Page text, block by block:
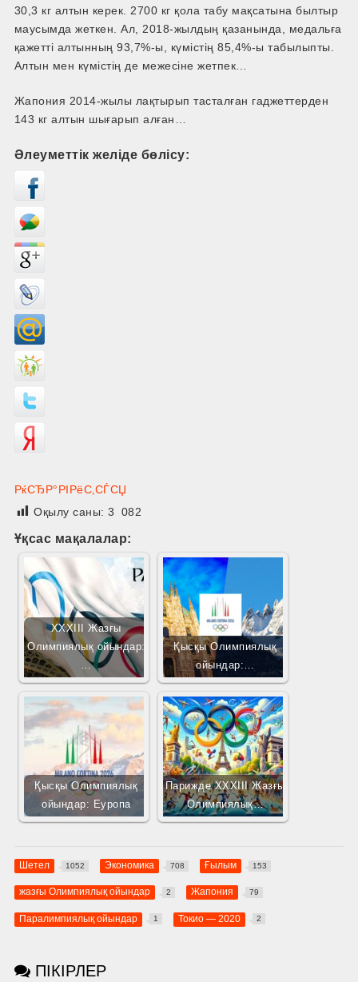
30,3 кг алтын керек. 2700 кг қола табу мақсатына былтыр
маусымда жеткен. Ал, 2018-жылдың қазанында, медальға
қажетті алтынның 93,7%-ы, күмістің 85,4%-­ы табылыпты.
Алтын мен күмістің де межесіне жетпек…
Жапония 2014­-жылы лақтырып тасталған гаджеттерден
143 кг алтын шығарып алған…
Әлеуметтік желіде бөлісу:
РќСЂР°РІРёС‚СЃСЏ
Оқылу саны:3 082
Ұқсас мақалалар:
XXXIII Жазғы
Олимпиялық ойындар:
…
Қысқы Олимпиялық
ойындар:…
Қысқы Олимпиялық
ойындар: Еуропа
Парижде XXXIII Жазғы
Олимпиялық…
Шетел 1052 Экономика 708 Ғылым 153
жазғы Олимпиялық ойындар 2 Жапония 79
Паралимпиялық ойындар 1 Токио — 2020 2
ПІКІРЛЕР